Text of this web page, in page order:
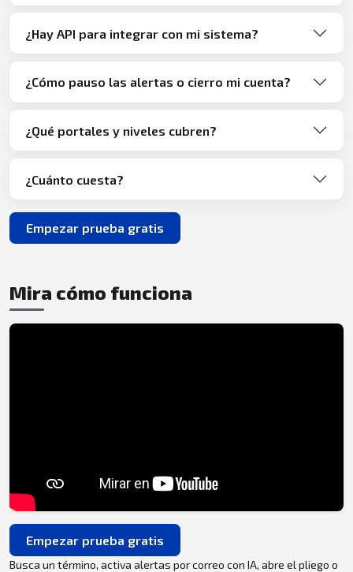
¿Hay API para integrar con mi sistema?
¿Cómo pauso las alertas o cierro mi cuenta?
¿Qué portales y niveles cubren?
¿Cuánto cuesta?
Empezar prueba gratis
Mira cómo funciona
Empezar prueba gratis
Busca un término, activa alertas por correo con IA, abre el pliego o